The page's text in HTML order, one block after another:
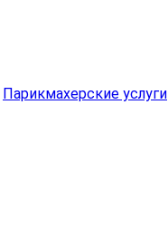
Парикмахерские услуги